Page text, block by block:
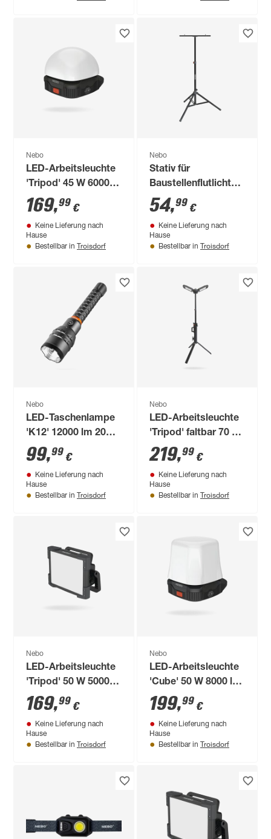
Nebo
LED-Arbeitsleuchte
'Tripod' 45 W 6000
lm kaltweiß IP 54
169,99 €
Keine Lieferung nach
Hause
Bestellbar in Troisdorf
Nebo
Stativ für
Baustellenflutlicht
'Tripod'
54,99 €
Keine Lieferung nach
Hause
Bestellbar in Troisdorf
Nebo
LED-Taschenlampe
'K12' 12000 lm 20
cm
99,99 €
Keine Lieferung nach
Hause
Bestellbar in Troisdorf
Nebo
LED-Arbeitsleuchte
'Tripod' faltbar 70 W
4000 lm kaltweiß IP
54
219,99 €
Keine Lieferung nach
Hause
Bestellbar in Troisdorf
Nebo
LED-Arbeitsleuchte
'Tripod' 50 W 5000
lm kaltweiß IP 54
169,99 €
Keine Lieferung nach
Hause
Bestellbar in Troisdorf
Nebo
LED-Arbeitsleuchte
'Cube' 50 W 8000 lm
kaltweiß IP 54
199,99 €
Keine Lieferung nach
Hause
Bestellbar in Troisdorf